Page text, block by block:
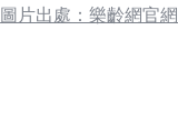
圖片出處：樂齡網官網